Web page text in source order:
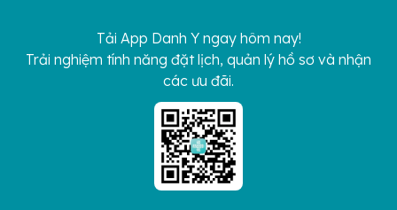
Tải App Danh Y ngay hôm nay!
Trải nghiệm tính năng đặt lịch, quản lý hồ sơ và nhận
các ưu đãi.